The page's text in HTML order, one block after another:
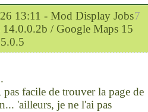
7
13:11 - Mod Display Jobs
14.0.0.2b / Google Maps 15
facile de trouver la page de
'ailleurs, je ne l'ai pas